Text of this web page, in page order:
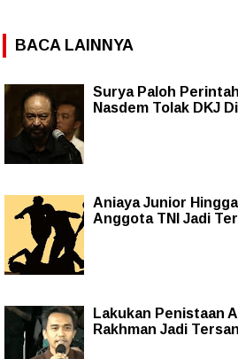
BACA LAINNYA
Surya Paloh
Nasdem Tolak DKJ
Aniaya Junior
Anggota TNI Jadi
Lakukan Penistaan
Rakhman Jadi